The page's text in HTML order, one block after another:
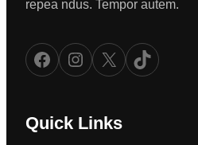
repea ndus. Tempor autem.
Facebook Instagram X TikTok
Quick Links